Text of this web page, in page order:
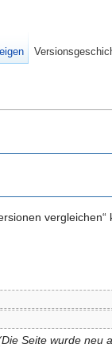
vergleichen“
Seite wurde neu